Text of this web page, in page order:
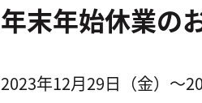
年末年始休業の
2023年12月29日（金）～